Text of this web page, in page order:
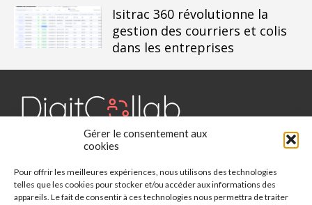
Gérer le consentement aux
cookies
Pour offrir les meilleures expériences, nous utilisons des technologies
telles que les cookies pour stocker et/ou accéder aux informations des
appareils. Le fait de consentir à ces technologies nous permettra de traiter
Isitrac 360 révolutionne la
gestion des courriers et colis
dans les entreprises
Digit Collab est un média dédié aux outils collaboratifs, retrouvez
des études, des évènements, des livres blancs et les nominations
du secteur. Retrouvez toutes les informations sur les innovations